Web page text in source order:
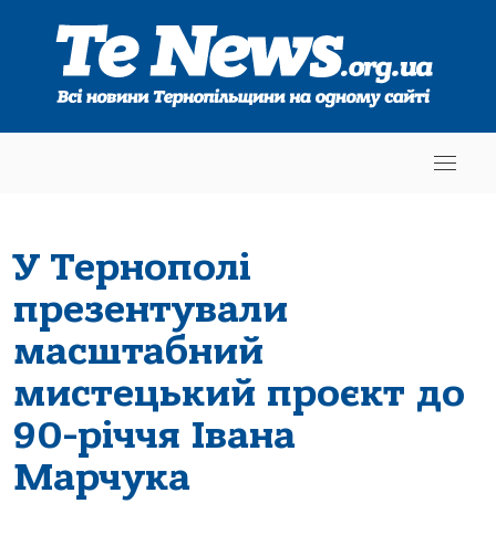
У Тернополі
презентували
масштабний
мистецький проєкт до
90-річчя Івана
Марчука